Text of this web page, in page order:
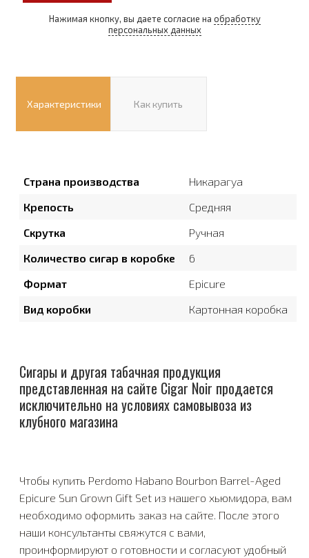
Нажимая кнопку, вы даете согласие на обработку
персональных данных
Характеристики Как купить
Страна производства
Никарагуа
Крепость
Средняя
Скрутка
Ручная
Количество сигар в коробке
6
Формат
Epicure
Вид коробки
Картонная коробка
Сигары и другая табачная продукция
представленная на сайте Cigar Noir продается
исключительно на условиях самовывоза из
клубного магазина
Чтобы купить Perdomo Habano Bourbon Barrel-Aged
Epicure Sun Grown Gift Set из нашего хьюмидора, вам
необходимо оформить заказ на сайте. После этого
наши консультанты свяжутся с вами,
проинформируют о готовности и согласуют удобный